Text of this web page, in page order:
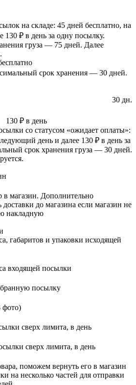
на складе: 45 дней бесплатно, на
130 ₽ в день за одну посылку.
груза — 75 дней. Далее
срок хранения — 30 дней.
30 дн.
130 ₽ в день
со статусом «ожидает оплаты»:
день и далее 130 ₽ в день за
срок хранения груза — 30 дней.
магазин. Дополнительно
доставки до магазина если магазин не
накладную
габаритов и упаковки исходящей
входящей посылки
посылку
фото)
сверх лимита, в день
сверх лимита, в день
поможем вернуть его в магазин
на несколько частей для отправки